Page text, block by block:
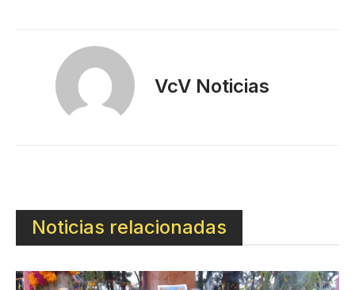
VcV Noticias
Noticias relacionadas